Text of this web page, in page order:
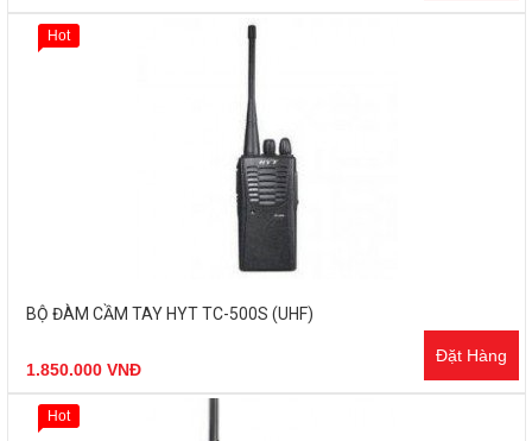
BỘ ĐÀM CẦM TAY HYT TC-500S (UHF)
1.850.000 VNĐ
Đặt Hàng
Hot
Hot